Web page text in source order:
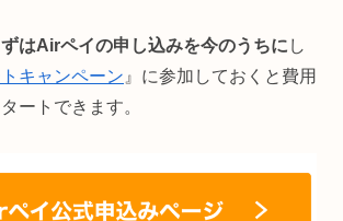
ずはAirペイの申し込みを今のうちに し
キャンペーン 』に参加しておくと費用
ートできます。